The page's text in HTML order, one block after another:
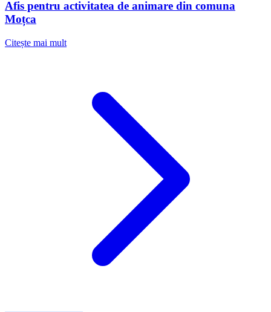
Afis pentru activitatea de animare din comuna
Moțca
Citește mai mult